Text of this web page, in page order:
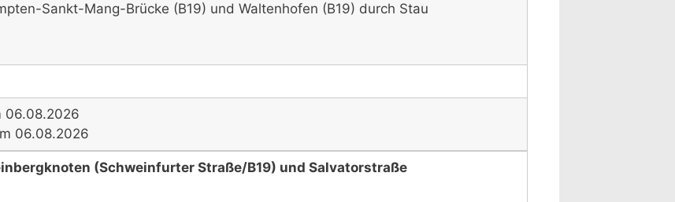
Sankt-Mang-Brücke (B19) und Waltenhofen (B19) durch Stau
06.08.2026
06.08.2026
(Schweinfurter Straße/B19) und Salvatorstraße